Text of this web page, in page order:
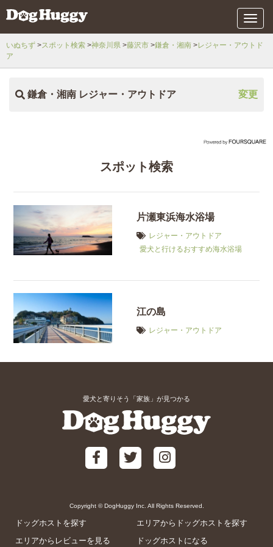
メ
ニ
ュ
いぬちず スポット検索 神奈川県 藤沢市 鎌倉・湘南
レジャー・アウトド
ア
鎌倉・湘南 レジャー・アウトドア 変更
スポット検索
片瀬東浜海水浴場
レジャー・アウトドア
愛犬と行けるおすすめ海水浴場
江の島
レジャー・アウトドア
愛犬と寄りそう「家族」が見つかる
Copyright © DogHuggy Inc. All Rights Reserved.
ドッグホストを探す
エリアからドッグホストを探す
エリアからレビューを見る
ドッグホストになる